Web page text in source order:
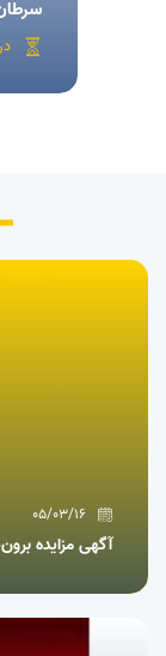
05/03/16
آگهی مزایده